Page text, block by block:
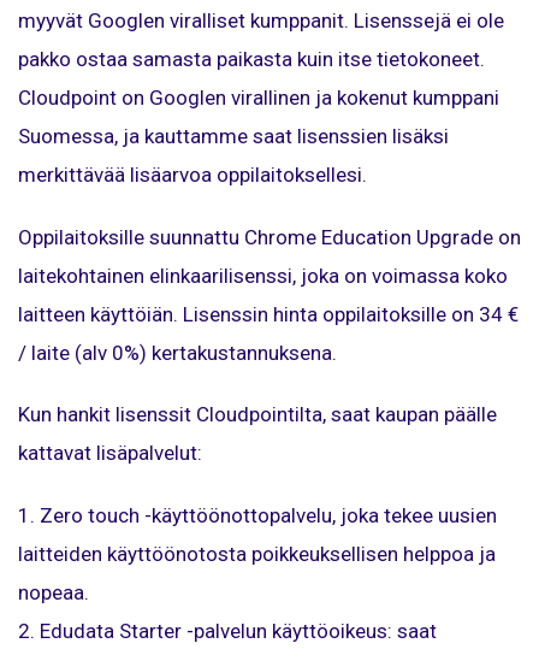
myyvät Googlen viralliset kumppanit. Lisenssejä ei ole
pakko ostaa samasta paikasta kuin itse tietokoneet.
Cloudpoint on Googlen virallinen ja kokenut kumppani
Suomessa, ja kauttamme saat lisenssien lisäksi
merkittävää lisäarvoa oppilaitoksellesi.
Oppilaitoksille suunnattu Chrome Education Upgrade on
laitekohtainen elinkaarilisenssi, joka on voimassa koko
laitteen käyttöiän. Lisenssin hinta oppilaitoksille on 34 €
/ laite (alv 0%) kertakustannuksena.
Kun hankit lisenssit Cloudpointilta, saat kaupan päälle
kattavat lisäpalvelut:
1. Zero touch -käyttöönottopalvelu, joka tekee uusien
laitteiden käyttöönotosta poikkeuksellisen helppoa ja
nopeaa.
2. Edudata Starter -palvelun käyttöoikeus: saat